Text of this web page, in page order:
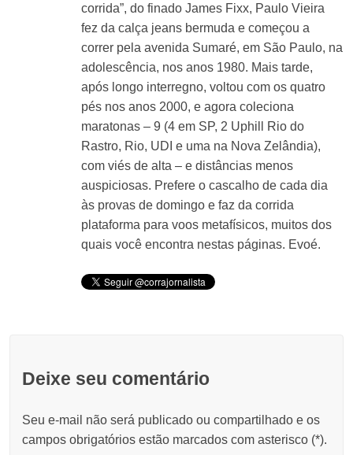
corrida”, do finado James Fixx, Paulo Vieira
fez da calça jeans bermuda e começou a
correr pela avenida Sumaré, em São Paulo, na
adolescência, nos anos 1980. Mais tarde,
após longo interregno, voltou com os quatro
pés nos anos 2000, e agora coleciona
maratonas – 9 (4 em SP, 2 Uphill Rio do
Rastro, Rio, UDI e uma na Nova Zelândia),
com viés de alta – e distâncias menos
auspiciosas. Prefere o cascalho de cada dia
às provas de domingo e faz da corrida
plataforma para voos metafísicos, muitos dos
quais você encontra nestas páginas. Evoé.
Deixe seu comentário
Seu e-mail não será publicado ou compartilhado e os
campos obrigatórios estão marcados com asterisco (*).